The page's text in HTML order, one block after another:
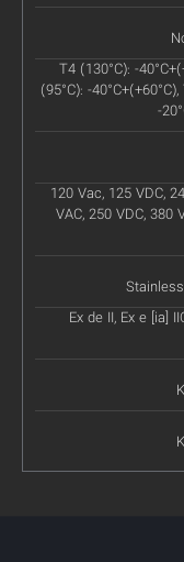
T4 (130°C): -
(95°C): -
-
120 Vac, 125 VDC,
VAC, 250 VDC, 380
Ex de II, Ex e [ia]